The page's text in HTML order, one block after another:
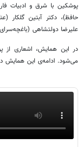
پوشکین با شرق و ادبیات
حافظ)، دکتر آبتین گلکار
علیرضا دولتشاهی
در این همایش، اشعاری
می‌شود. ادامه‌ی این همایش